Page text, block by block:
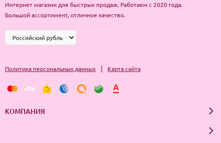
Интернет магазин для быстрых продаж. Работаем с 2020 года.
Большой ассортимент, отличное качество.
Политика персональных данных | Карта сайта
КОМПАНИЯ